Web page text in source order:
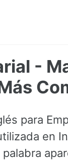
-
para
en